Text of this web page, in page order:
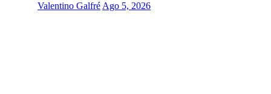
Valentino Galfré Ago 5, 2026